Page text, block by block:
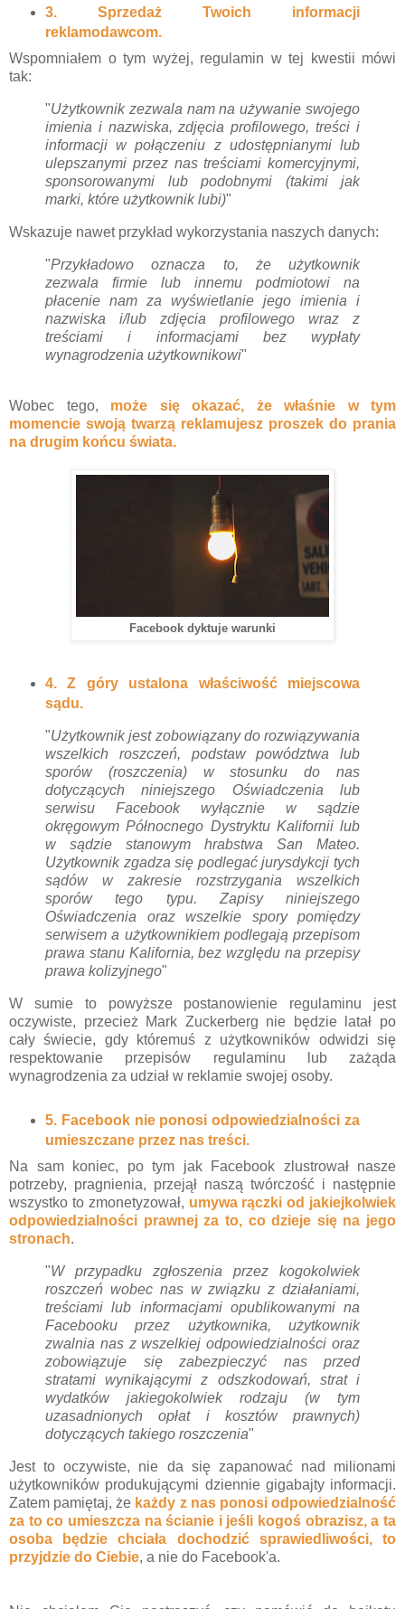
3. Sprzedaż Twoich informacji
reklamodawcom.
Wspomniałem o tym wyżej, regulamin w tej kwestii mówi
tak:
"Użytkownik zezwala nam na używanie swojego
imienia i nazwiska, zdjęcia profilowego, treści i
informacji w połączeniu z udostępnianymi lub
ulepszanymi przez nas treściami komercyjnymi,
sponsorowanymi lub podobnymi (takimi jak
marki, które użytkownik lubi)"
Wskazuje nawet przykład wykorzystania naszych danych:
"Przykładowo oznacza to, że użytkownik
zezwala firmie lub innemu podmiotowi na
płacenie nam za wyświetlanie jego imienia i
nazwiska i/lub zdjęcia profilowego wraz z
treściami i informacjami bez wypłaty
wynagrodzenia użytkownikowi"
Wobec tego, może się okazać, że właśnie w tym
momencie swoją twarzą reklamujesz proszek do prania
na drugim końcu świata.
Facebook dyktuje warunki
4. Z góry ustalona właściwość miejscowa
sądu.
"Użytkownik jest zobowiązany do rozwiązywania
wszelkich roszczeń, podstaw powództwa lub
sporów (roszczenia) w stosunku do nas
dotyczących niniejszego Oświadczenia lub
serwisu Facebook wyłącznie w sądzie
okręgowym Północnego Dystryktu Kalifornii lub
w sądzie stanowym hrabstwa San Mateo.
Użytkownik zgadza się podlegać jurysdykcji tych
sądów w zakresie rozstrzygania wszelkich
sporów tego typu. Zapisy niniejszego
Oświadczenia oraz wszelkie spory pomiędzy
serwisem a użytkownikiem podlegają przepisom
prawa stanu Kalifornia, bez względu na przepisy
prawa kolizyjnego"
W sumie to powyższe postanowienie regulaminu jest
oczywiste, przecież Mark Zuckerberg nie będzie latał po
cały świecie, gdy któremuś z użytkowników odwidzi się
respektowanie przepisów regulaminu lub zażąda
wynagrodzenia za udział w reklamie swojej osoby.
5. Facebook nie ponosi odpowiedzialności za
umieszczane przez nas treści.
Na sam koniec, po tym jak Facebook zlustrował nasze
potrzeby, pragnienia, przejął naszą twórczość i następnie
wszystko to zmonetyzował, umywa rączki od jakiejkolwiek
odpowiedzialności prawnej za to, co dzieje się na jego
stronach.
"W przypadku zgłoszenia przez kogokolwiek
roszczeń wobec nas w związku z działaniami,
treściami lub informacjami opublikowanymi na
Facebooku przez użytkownika, użytkownik
zwalnia nas z wszelkiej odpowiedzialności oraz
zobowiązuje się zabezpieczyć nas przed
stratami wynikającymi z odszkodowań, strat i
wydatków jakiegokolwiek rodzaju (w tym
uzasadnionych opłat i kosztów prawnych)
dotyczących takiego roszczenia"
Jest to oczywiste, nie da się zapanować nad milionami
użytkowników produkującymi dziennie gigabajty informacji.
Zatem pamiętaj, że każdy z nas ponosi odpowiedzialność
za to co umieszcza na ścianie i jeśli kogoś obrazisz, a ta
osoba będzie chciała dochodzić sprawiedliwości, to
przyjdzie do Ciebie, a nie do Facebook'a.